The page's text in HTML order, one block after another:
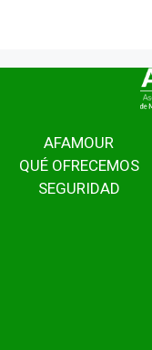
AFAMOUR
QUÉ OFRECEMOS
SEGURIDAD